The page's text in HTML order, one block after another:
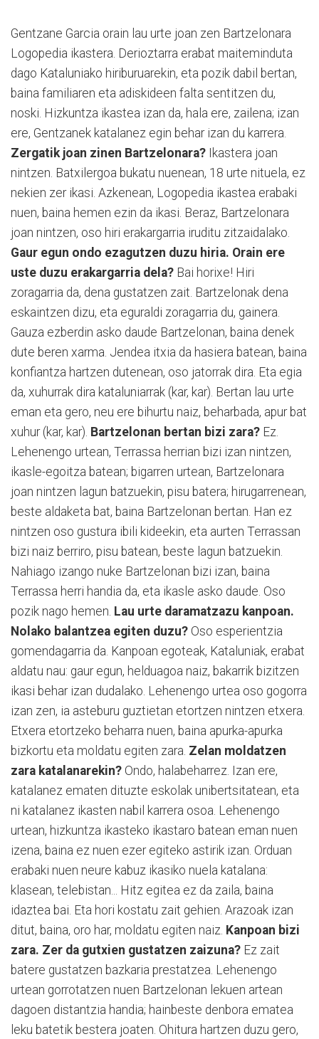
Gentzane Garcia orain lau urte joan zen Bartzelonara
Logopedia ikastera. Derioztarra erabat maiteminduta
dago Kataluniako hiriburuarekin, eta pozik dabil bertan,
baina familiaren eta adiskideen falta sentitzen du,
noski. Hizkuntza ikastea izan da, hala ere, zailena; izan
ere, Gentzanek katalanez egin behar izan du karrera.
Zergatik joan zinen Bartzelonara? Ikastera joan
nintzen. Batxilergoa bukatu nuenean, 18 urte nituela, ez
nekien zer ikasi. Azkenean, Logopedia ikastea erabaki
nuen, baina hemen ezin da ikasi. Beraz, Bartzelonara
joan nintzen, oso hiri erakargarria iruditu zitzaidalako.
Gaur egun ondo ezagutzen duzu hiria. Orain ere
uste duzu erakargarria dela? Bai horixe! Hiri
zoragarria da, dena gustatzen zait. Bartzelonak dena
eskaintzen dizu, eta eguraldi zoragarria du, gainera.
Gauza ezberdin asko daude Bartzelonan, baina denek
dute beren xarma. Jendea itxia da hasiera batean, baina
konfiantza hartzen dutenean, oso jatorrak dira. Eta egia
da, xuhurrak dira kataluniarrak (kar, kar). Bertan lau urte
eman eta gero, neu ere bihurtu naiz, beharbada, apur bat
xuhur (kar, kar). Bartzelonan bertan bizi zara? Ez.
Lehenengo urtean, Terrassa herrian bizi izan nintzen,
ikasle-egoitza batean; bigarren urtean, Bartzelonara
joan nintzen lagun batzuekin, pisu batera; hirugarrenean,
beste aldaketa bat, baina Bartzelonan bertan. Han ez
nintzen oso gustura ibili kideekin, eta aurten Terrassan
bizi naiz berriro, pisu batean, beste lagun batzuekin.
Nahiago izango nuke Bartzelonan bizi izan, baina
Terrassa herri handia da, eta ikasle asko daude. Oso
pozik nago hemen. Lau urte daramatzazu kanpoan.
Nolako balantzea egiten duzu? Oso esperientzia
gomendagarria da. Kanpoan egoteak, Kataluniak, erabat
aldatu nau: gaur egun, helduagoa naiz, bakarrik bizitzen
ikasi behar izan dudalako. Lehenengo urtea oso gogorra
izan zen, ia asteburu guztietan etortzen nintzen etxera.
Etxera etortzeko beharra nuen, baina apurka-apurka
bizkortu eta moldatu egiten zara. Zelan moldatzen
zara katalanarekin? Ondo, halabeharrez. Izan ere,
katalanez ematen dituzte eskolak unibertsitatean, eta
ni katalanez ikasten nabil karrera osoa. Lehenengo
urtean, hizkuntza ikasteko ikastaro batean eman nuen
izena, baina ez nuen ezer egiteko astirik izan. Orduan
erabaki nuen neure kabuz ikasiko nuela katalana:
klasean, telebistan... Hitz egitea ez da zaila, baina
idaztea bai. Eta hori kostatu zait gehien. Arazoak izan
ditut, baina, oro har, moldatu egiten naiz. Kanpoan bizi
zara. Zer da gutxien gustatzen zaizuna? Ez zait
batere gustatzen bazkaria prestatzea. Lehenengo
urtean gorrotatzen nuen Bartzelonan lekuen artean
dagoen distantzia handia; hainbeste denbora ematea
leku batetik bestera joaten. Ohitura hartzen duzu gero,